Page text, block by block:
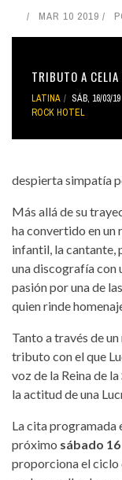
MAR 10 2019
TRIBUTO A CELIA
LATINA SÁB, 16/03/19
ROCK HOTEL
despierta simpatía
Más allá de su
ha convertido en un
infantil, la cantante,
una discografía con
pasión por una de
quien rinde
Tanto a través de
tributo con el que
voz de la Reina de
la actitud de una
La cita programada
próximo sábado
proporciona el ciclo